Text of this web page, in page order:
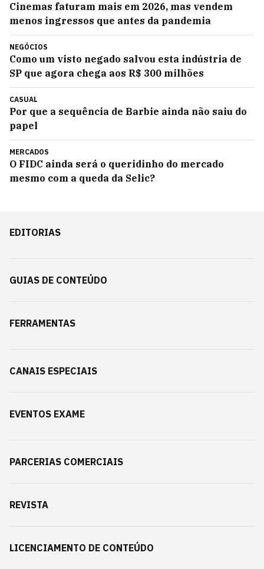
Cinemas faturam mais em 2026, mas vendem
menos ingressos que antes da pandemia
NEGÓCIOS
Como um visto negado salvou esta indústria de
SP que agora chega aos R$ 300 milhões
CASUAL
Por que a sequência de Barbie ainda não saiu do
papel
MERCADOS
O FIDC ainda será o queridinho do mercado
mesmo com a queda da Selic?
EDITORIAS
GUIAS DE CONTEÚDO
FERRAMENTAS
CANAIS ESPECIAIS
EVENTOS EXAME
PARCERIAS COMERCIAIS
REVISTA
LICENCIAMENTO DE CONTEÚDO